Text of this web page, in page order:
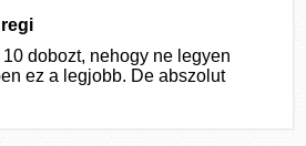
dobozt, nehogy ne legyen
ez a legjobb. De abszolut